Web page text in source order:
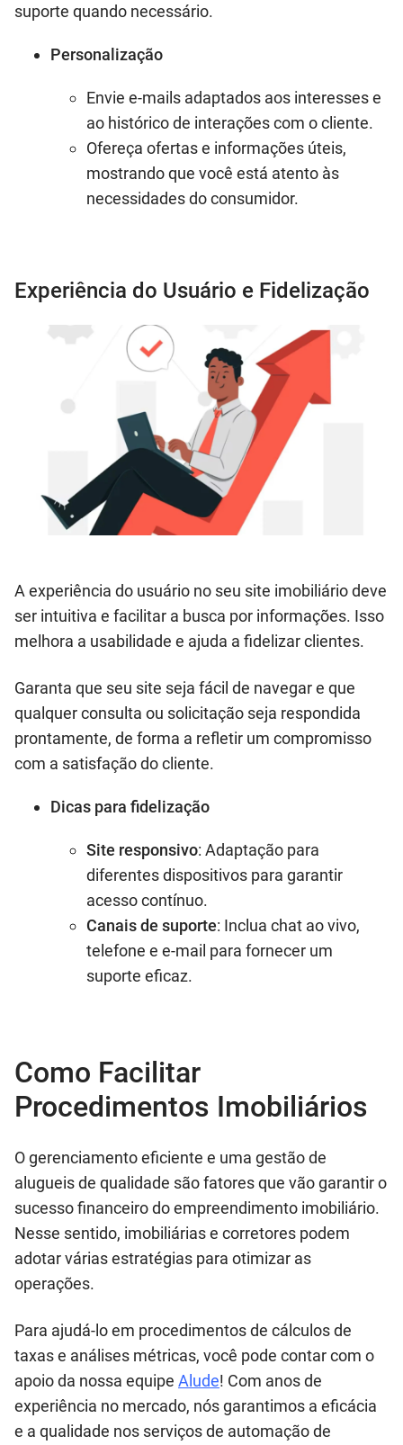
suporte quando necessário.
Personalização
Envie e-mails adaptados aos interesses e
ao histórico de interações com o cliente.
Ofereça ofertas e informações úteis,
mostrando que você está atento às
necessidades do consumidor.
Experiência do Usuário e Fidelização
A experiência do usuário no seu site imobiliário deve
ser intuitiva e facilitar a busca por informações. Isso
melhora a usabilidade e ajuda a fidelizar clientes.
Garanta que seu site seja fácil de navegar e que
qualquer consulta ou solicitação seja respondida
prontamente, de forma a refletir um compromisso
com a satisfação do cliente.
Dicas para fidelização
Site responsivo: Adaptação para
diferentes dispositivos para garantir
acesso contínuo.
Canais de suporte: Inclua chat ao vivo,
telefone e e-mail para fornecer um
suporte eficaz.
Como Facilitar
Procedimentos Imobiliários
O gerenciamento eficiente e uma gestão de
alugueis de qualidade são fatores que vão garantir o
sucesso financeiro do empreendimento imobiliário.
Nesse sentido, imobiliárias e corretores podem
adotar várias estratégias para otimizar as
operações.
Para ajudá-lo em procedimentos de cálculos de
taxas e análises métricas, você pode contar com o
apoio da nossa equipe Alude! Com anos de
experiência no mercado, nós garantimos a eficácia
e a qualidade nos serviços de automação de